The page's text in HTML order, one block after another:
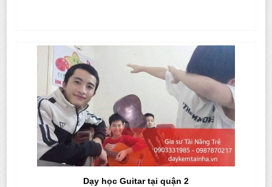
Dạy học Guitar tại quận 2